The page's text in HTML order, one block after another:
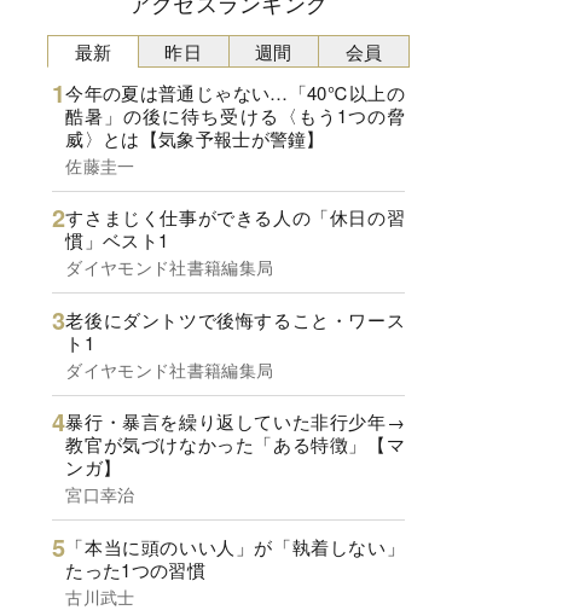
最新
今年の夏は普通じゃない…「40℃以上の
酷暑」の後に待ち受ける〈もう1つの脅
威〉とは【気象予報士が警鐘】
佐藤圭一
すさまじく仕事ができる人の「休日の習
慣」ベスト1
ダイヤモンド社書籍編集局
老後にダントツで後悔すること・ワース
ト1
ダイヤモンド社書籍編集局
暴行・暴言を繰り返していた非行少年→
教官が気づけなかった「ある特徴」【マ
ンガ】
宮口幸治
「本当に頭のいい人」が「執着しない」
たった1つの習慣
古川武士
昨日 週間 会員